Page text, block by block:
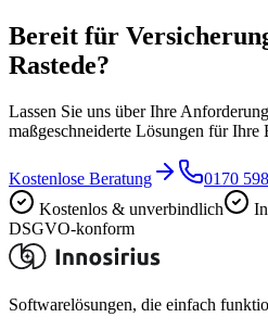
Bereit für
Rastede?
Lassen Sie uns über Ihre
maßgeschneiderte Lösungen für Ihre
Kostenlose Beratung
0170
Kostenlos & unverbindlich
DSGVO-konform
Softwarelösungen, die einfach